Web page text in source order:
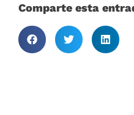
Comparte esta